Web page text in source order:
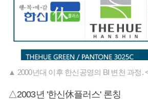
▲ 2000년대 이후 한신공영의 BI 변천 과정.
△2003년 '한신休플러스' 론칭